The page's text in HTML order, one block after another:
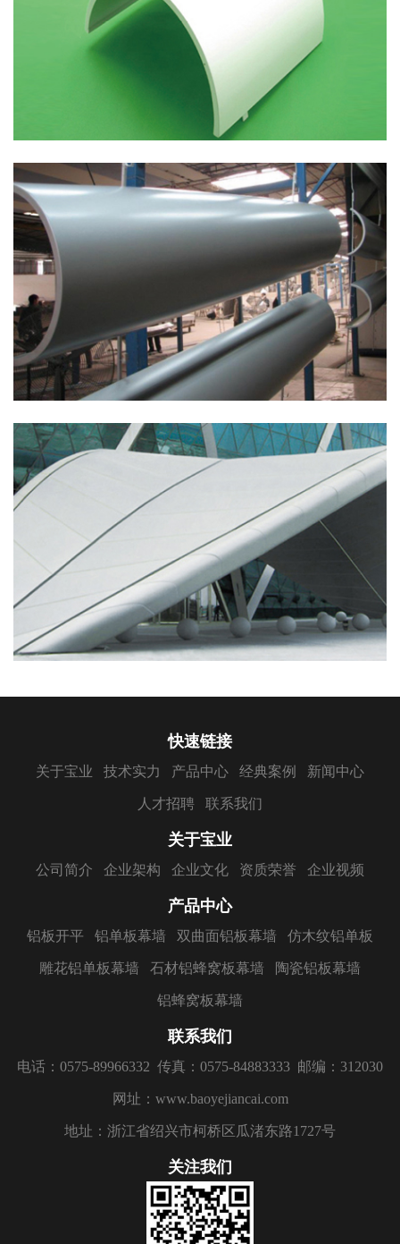
快速链接
关于宝业 技术实力 产品中心 经典案例 新闻中心
人才招聘 联系我们
关于宝业
公司简介 企业架构 企业文化 资质荣誉 企业视频
产品中心
铝板开平 铝单板幕墙 双曲面铝板幕墙 仿木纹铝单板
雕花铝单板幕墙 石材铝蜂窝板幕墙 陶瓷铝板幕墙
铝蜂窝板幕墙
联系我们
电话：0575-89966332 传真：0575-84883333 邮编：312030
网址：www.baoyejiancai.com
地址：浙江省绍兴市柯桥区瓜渚东路1727号
关注我们